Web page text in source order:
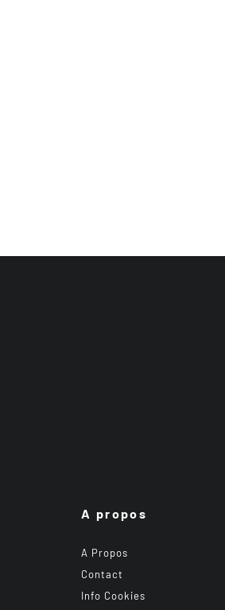
A propos
A Propos
Contact
Info Cookies